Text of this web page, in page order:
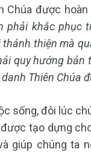
Chúa được hoàn
phải khắc phục
thiện mà
quy hướng bản
Thiên Chúa
sống, đôi lúc
tạo dựng
giúp chúng ta